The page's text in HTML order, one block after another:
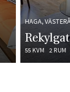
HAGA,
55 KVM 2 RUM